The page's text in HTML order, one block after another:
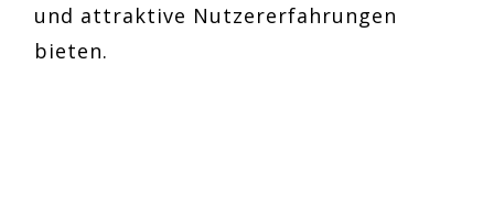
und attraktive Nutzererfahrungen
bieten.